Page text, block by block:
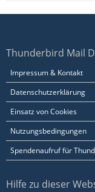
Thunderbird Mail
Impressum & Kontakt
Datenschutzerklärung
Einsatz von Cookies
Nutzungsbedingungen
Spendenaufruf für
Hilfe zu dieser